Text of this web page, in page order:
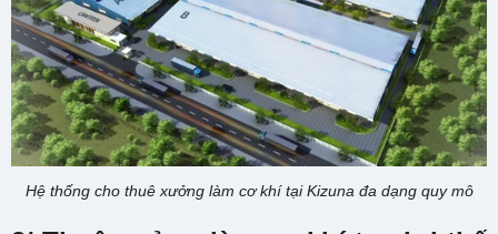
Hệ thống cho thuê xưởng làm cơ khí tại Kizuna đa dạng quy mô